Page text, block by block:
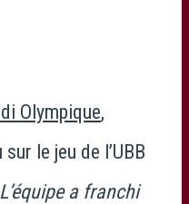
Olympique,
le jeu de l’UBB
L’équipe a franchi